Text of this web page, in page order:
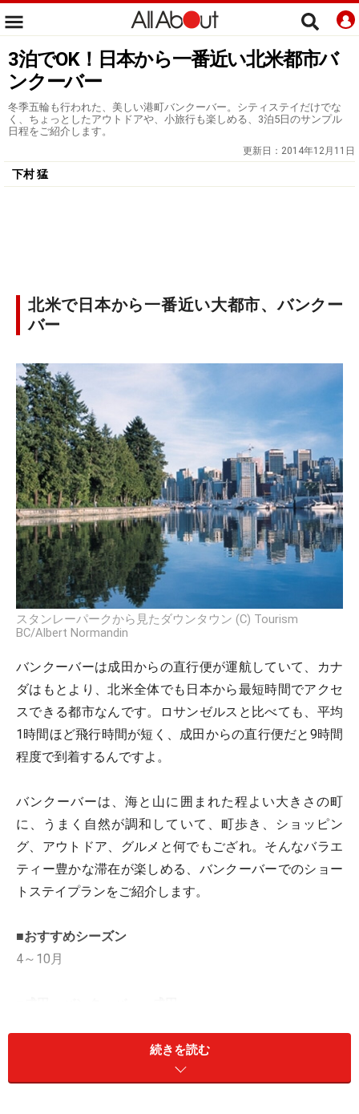
3泊でOK！日本から一番近い北米都市バ
ンクーバー
冬季五輪も行われた、美しい港町バンクーバー。シティステイだけでな
く、ちょっとしたアウトドアや、小旅行も楽しめる、3泊5日のサンプル
日程をご紹介します。
更新日： 2014年12月11日
下村 猛
北米で日本から一番近い大都市、バンクー
バー
スタンレーパークから見たダウンタウン (C) Tourism
BC/Albert Normandin
バンクーバーは成田からの直行便が運航していて、カナ
ダはもとより、北米全体でも日本から最短時間でアクセ
スできる都市なんです。ロサンゼルスと比べても、平均
1時間ほど飛行時間が短く、成田からの直行便だと9時間
程度で到着するんですよ。
バンクーバーは、海と山に囲まれた程よい大きさの町
に、うまく自然が調和していて、町歩き、ショッピン
グ、アウトドア、グルメと何でもござれ。そんなバラエ
ティー豊かな滞在が楽しめる、バンクーバーでのショー
トステイプランをご紹介します。
■おすすめシーズン
4～10月
1日目：成田＞（日付変更線通過）＞バンクーバー
2・3日目：バンクーバーにてフリータイム
4日目：バンクーバー＞（日付変更線通過）＞
続きを読む